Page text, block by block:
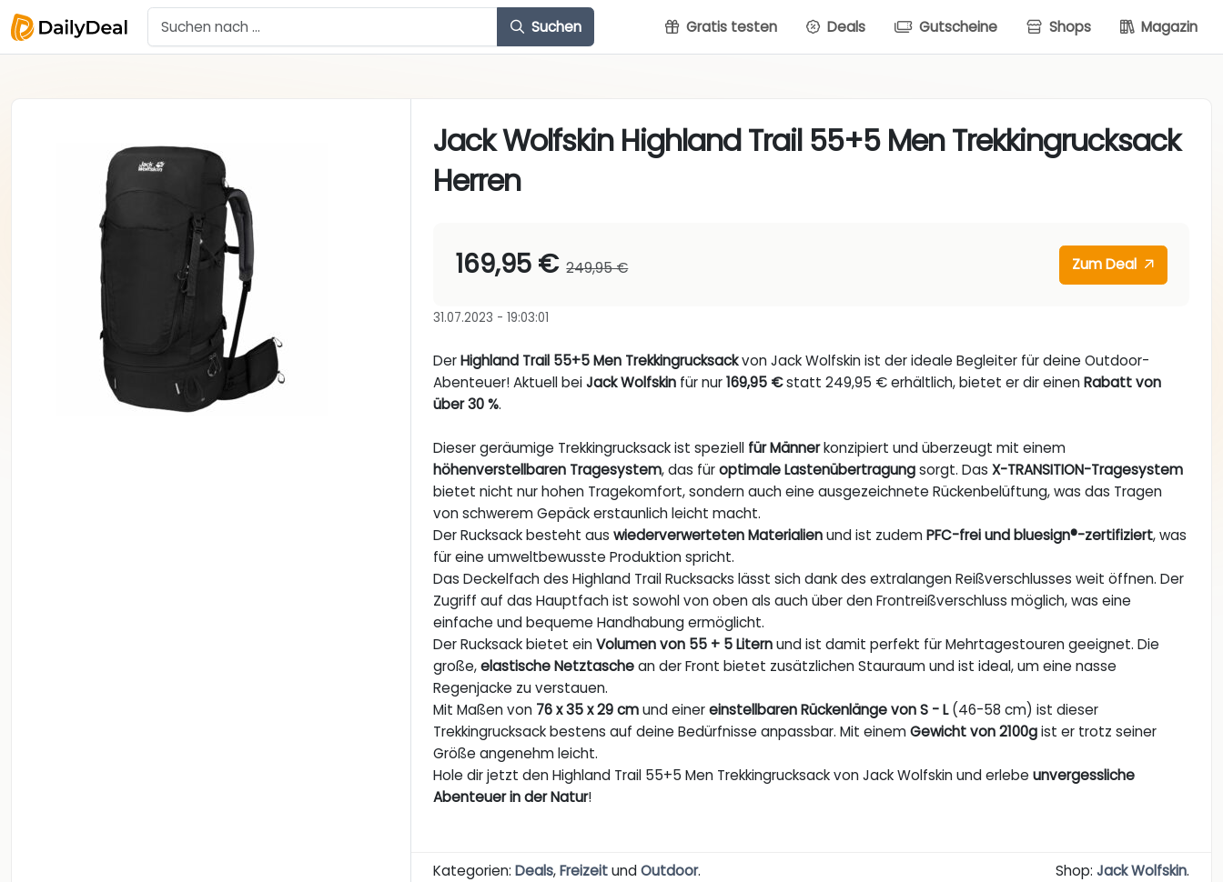
Suchen Gratis testen Deals Gutscheine Shops Magazin
Jack Wolfskin Highland Trail 55+5 Men Trekkingrucksack
Herren
169,95 € 249,95 € Zum Deal
31.07.2023 - 19:03:01
DerHighland Trail 55+5 Men Trekkingrucksackvon Jack Wolfskin ist der ideale Begleiter für deine Outdoor-
Abenteuer! Aktuell beiJack Wolfskin für nur169,95 €statt 249,95 € erhältlich, bietet er dir einenRabatt von
über 30 %.
Dieser geräumige Trekkingrucksack ist speziell für Männerkonzipiert und überzeugt mit einem
höhenverstellbaren Tragesystem, das füroptimale Lastenübertragungsorgt. Das X-TRANSITION-Tragesystem
bietet nicht nur hohen Tragekomfort, sondern auch eine ausgezeichnete Rückenbelüftung, was das Tragen
von schwerem Gepäck erstaunlich leicht macht.
Der Rucksack besteht auswiederverwerteten Materialienund ist zudemPFC-frei und bluesign®-zertifiziert, was
für eine umweltbewusste Produktion spricht.
Das Deckelfach des Highland Trail Rucksacks lässt sich dank des extralangen Reißverschlusses weit öffnen. Der
Zugriff auf das Hauptfach ist sowohl von oben als auch über den Frontreißverschluss möglich, was eine
einfache und bequeme Handhabung ermöglicht.
Der Rucksack bietet einVolumen von 55 + 5 Liternund ist damit perfekt für Mehrtagestouren geeignet. Die
große,elastische Netztaschean der Front bietet zusätzlichen Stauraum und ist ideal, um eine nasse
Regenjacke zu verstauen.
Mit Maßen von 76 x 35 x 29 cmund einereinstellbaren Rückenlänge von S - L(46-58 cm) ist dieser
Trekkingrucksack bestens auf deine Bedürfnisse anpassbar. Mit einemGewicht von 2100gist er trotz seiner
Größe angenehm leicht.
Hole dir jetzt den Highland Trail 55+5 Men Trekkingrucksack von Jack Wolfskin und erlebeunvergessliche
Abenteuer in der Natur!
Kategorien:Deals,FreizeitundOutdoor. Shop: Jack Wolfskin.